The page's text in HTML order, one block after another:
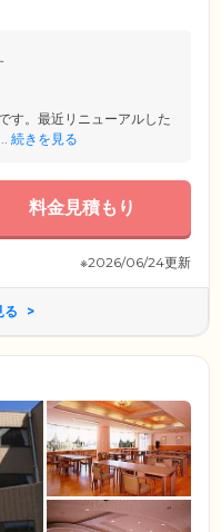
す。最近リニューアルした
続きを見る
料金見積もり
※2026/06/24更新
る